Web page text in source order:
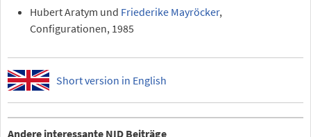
Hubert Aratym und Friederike Mayröcker,
Configurationen, 1985
Short version in English
Andere interessante NID Beiträge